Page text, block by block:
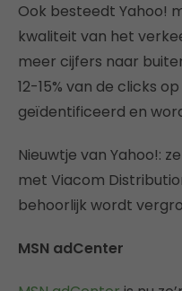
Ook besteedt Yahoo!
kwaliteit van het
meer cijfers naar
12-15% van de clicks
geïdentificeerd en
Nieuwtje van Yahoo!:
met Viacom
behoorlijk wordt
MSN adCenter